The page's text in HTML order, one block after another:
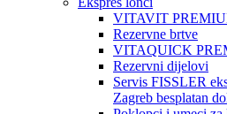
VITAVIT
Rezervne brtve
VITAQUICK
Rezervni dijelovi
Servis FISSLER
Zagreb besplatan